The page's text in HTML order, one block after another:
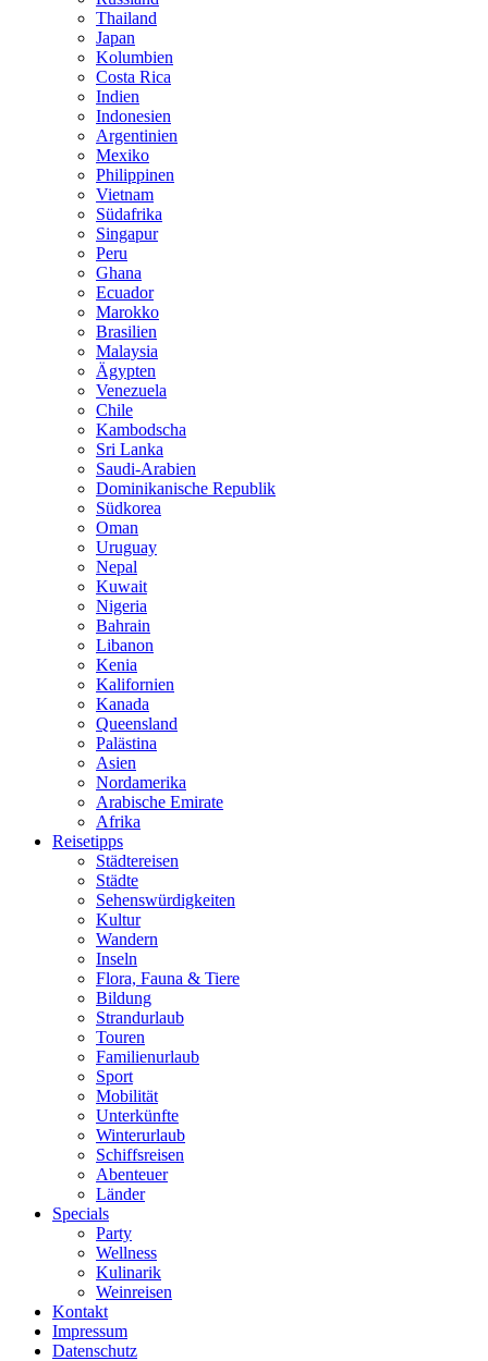
Thailand
Japan
Kolumbien
Costa Rica
Indien
Indonesien
Argentinien
Mexiko
Philippinen
Vietnam
Südafrika
Singapur
Peru
Ghana
Ecuador
Marokko
Brasilien
Malaysia
Ägypten
Venezuela
Chile
Kambodscha
Sri Lanka
Saudi-Arabien
Dominikanische Republik
Südkorea
Oman
Uruguay
Nepal
Kuwait
Nigeria
Bahrain
Libanon
Kenia
Kalifornien
Kanada
Queensland
Palästina
Asien
Nordamerika
Arabische Emirate
Afrika
Reisetipps
Städtereisen
Städte
Sehenswürdigkeiten
Kultur
Wandern
Inseln
Flora, Fauna & Tiere
Bildung
Strandurlaub
Touren
Familienurlaub
Sport
Mobilität
Unterkünfte
Winterurlaub
Schiffsreisen
Abenteuer
Länder
Specials
Party
Wellness
Kulinarik
Weinreisen
Kontakt
Impressum
Datenschutz